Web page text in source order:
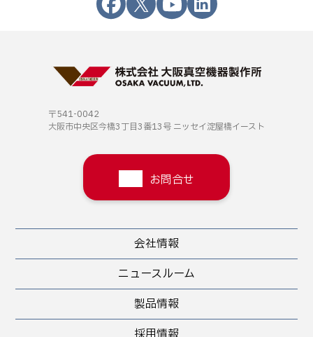
〒541-0042
大阪市中央区今橋3丁目3番13号 ニッセイ淀屋橋イースト
お問合せ
会社情報
ニュースルーム
製品情報